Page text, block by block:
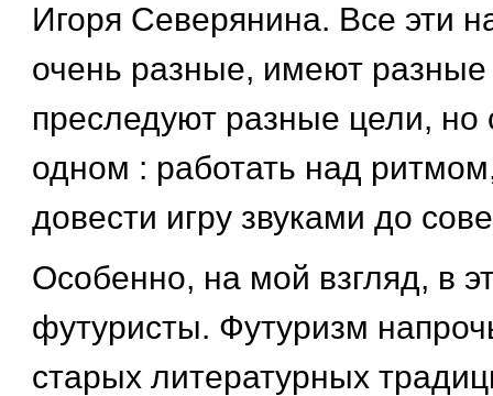
Игоря Северянина. Все эти
очень разные, имеют
преследуют разные цели, но
одном : работать над
довести игру звуками до
Особенно, на мой взгляд, в
футуристы. Футуризм
старых литературных